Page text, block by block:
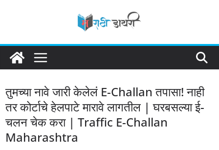
तुमच्या नावे जारी केलेलं E-Challan तपासा! नाही
तर कोर्टाचे हेलपाटे मारावे लागतील | घरबसल्या ई-
चलन चेक करा | Traffic E-Challan
Maharashtra